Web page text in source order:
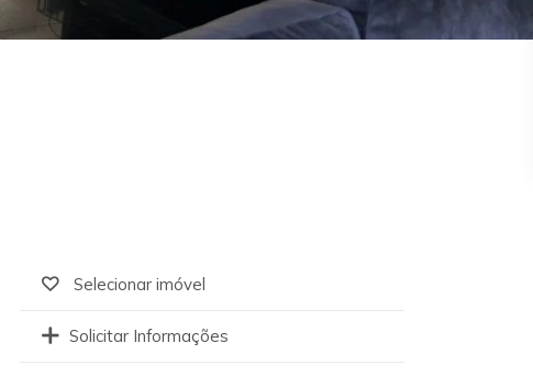
Selecionar imóvel
Solicitar Informações